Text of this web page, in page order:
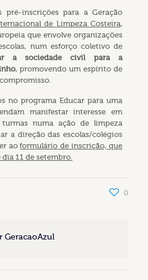
pré-inscrições para a Geração
de Limpeza Costeira,
que envolve organizações
num esforço coletivo de
a sociedade civil
para a
, promovendo um espírito de
no programa Educar para uma
manifestar interesse em
numa ação de limpeza
a direção das escolas/colégios
aoformulário de inscrição, que
11 de setembro.
0
GeracaoAzul